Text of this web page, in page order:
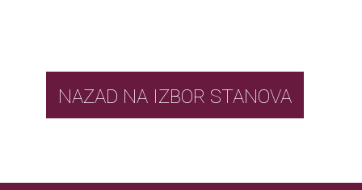
NAZAD NA IZBOR STANOVA